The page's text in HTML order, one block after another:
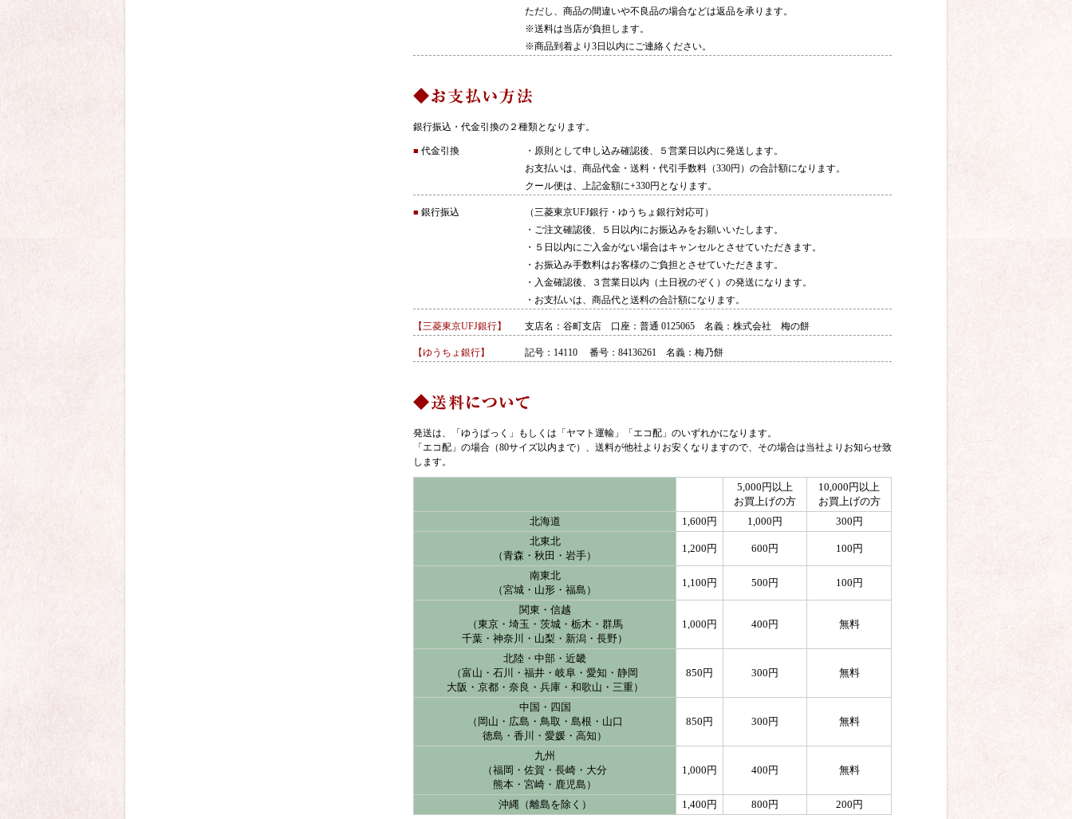
ただし、商品の間違いや不良品の場合などは返品を承ります。
※送料は当店が負担します。
※商品到着より3日以内にご連絡ください。
銀行振込・代金引換の２種類となります。
■ 代金引換
・原則として申し込み確認後、５営業日以内に発送します。
お支払いは、商品代金・送料・代引手数料（330円）の合計額になります。
クール便は、上記金額に+330円となります。
■ 銀行振込
（三菱東京UFJ銀行・ゆうちょ銀行対応可）
・ご注文確認後、５日以内にお振込みをお願いいたします。
・５日以内にご入金がない場合はキャンセルとさせていただきます。
・お振込み手数料はお客様のご負担とさせていただきます。
・入金確認後、３営業日以内（土日祝のぞく）の発送になります。
・お支払いは、商品代と送料の合計額になります。
【三菱東京UFJ銀行】 支店名：谷町支店 口座：普通 0125065 名義：株式会社 梅の餅
【ゆうちょ銀行】 記号：14110 番号：84136261 名義：梅乃餅
発送は、「ゆうぱっく」もしくは「ヤマト運輸」「エコ配」のいずれかになります。
「エコ配」の場合（80サイズ以内まで）、送料が他社よりお安くなりますので、その場合は当社よりお知らせ致
します。
5,000円以上
お買上げの方
10,000円以上
お買上げの方
北海道
1,600円 1,000円
300円
北東北
（青森・秋田・岩手）
1,200円 600円 100円
南東北
（宮城・山形・福島）
1,100円 500円 100円
関東・信越
（東京・埼玉・茨城・栃木・群馬
千葉・神奈川・山梨・新潟・長野）
1,000円 400円 無料
北陸・中部・近畿
（富山・石川・福井・岐阜・愛知・静岡
大阪・京都・奈良・兵庫・和歌山・三重）
850円 300円 無料
中国・四国
（岡山・広島・鳥取・島根・山口
徳島・香川・愛媛・高知）
850円 300円 無料
九州
（福岡・佐賀・長崎・大分
熊本・宮崎・鹿児島）
1,000円 400円 無料
沖縄（離島を除く） 1,400円 800円 200円